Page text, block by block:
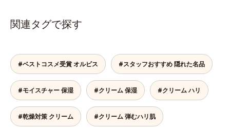
関連タグで探す
#ベストコスメ受賞 オルビス #スタッフおすすめ 隠れた名品
#モイスチャー 保湿 #クリーム 保湿 #クリーム ハリ
#乾燥対策 クリーム #クリーム 弾むハリ肌